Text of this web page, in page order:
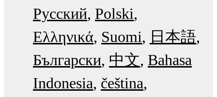
Русский Polski
Ελληνικά Suomi
日本語
Български 中文 Bahasa
Indonesia čeština